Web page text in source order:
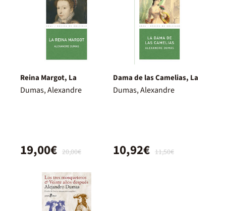
Reina Margot, La
Dumas, Alexandre
20,00€
19,00€
Dama de las Camelias, La
Dumas, Alexandre
11,50€
10,92€